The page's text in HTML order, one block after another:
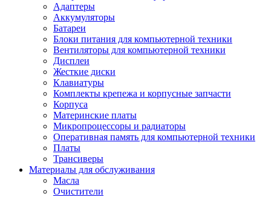
Адаптеры
Аккумуляторы
Батареи
Блоки питания для компьютерной техники
Вентиляторы для компьютерной техники
Дисплеи
Жесткие диски
Клавиатуры
Комплекты крепежа и корпусные запчасти
Корпуса
Материнские платы
Микропроцессоры и радиаторы
Оперативная память для компьютерной техники
Платы
Трансиверы
Материалы для обслуживания
Масла
Очистители